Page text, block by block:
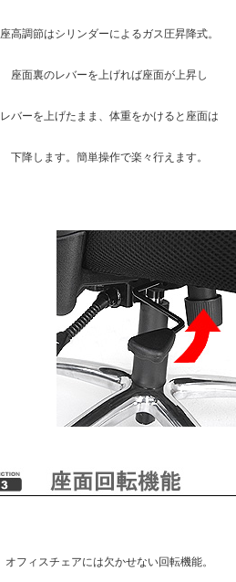
座高調節はシリンダーによるガス圧昇降式。
座面裏のレバーを上げれば座面が上昇し
レバーを上げたまま、体重をかけると座面は
下降します。簡単操作で楽々行えます。
オフィスチェアには欠かせない回転機能。